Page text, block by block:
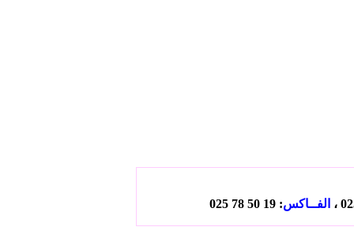
الفــاكس: 19 50 78 025